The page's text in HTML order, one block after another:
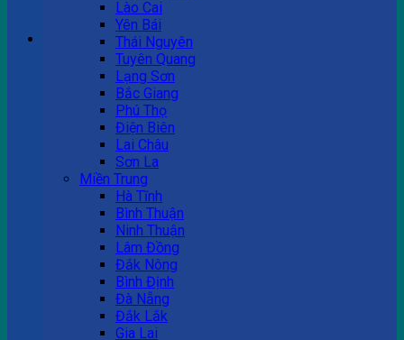
Giỏ hàng
Chưa có sản phẩm trong giỏ hàng.
Lào Cai
Yên Bái
Thái Nguyên
Tuyên Quang
Lạng Sơn
Bắc Giang
Phú Thọ
Điện Biên
Lai Châu
Sơn La
Miền Trung
Hà Tĩnh
Bình Thuận
Ninh Thuận
Lâm Đồng
Đắk Nông
Bình Định
Đà Nẵng
Đắk Lắk
Gia Lai